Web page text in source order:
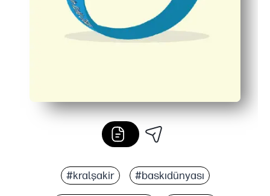
#kralşakir #baskıdünyası